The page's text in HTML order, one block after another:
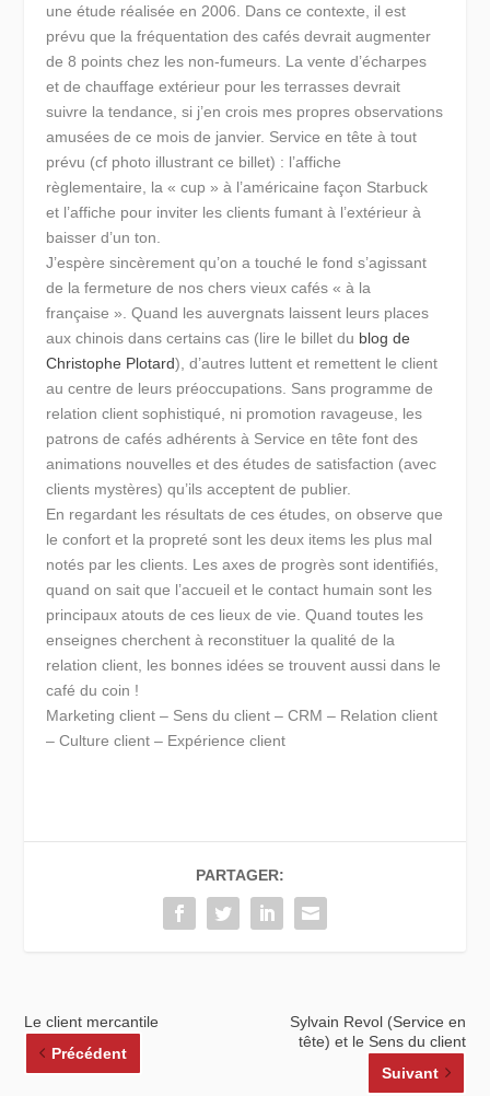
une étude réalisée en 2006. Dans ce contexte, il est
prévu que la fréquentation des cafés devrait augmenter
de 8 points chez les non-fumeurs. La vente d’écharpes
et de chauffage extérieur pour les terrasses devrait
suivre la tendance, si j’en crois mes propres observations
amusées de ce mois de janvier. Service en tête à tout
prévu (cf photo illustrant ce billet) : l’affiche
règlementaire, la « cup » à l’américaine façon Starbuck
et l’affiche pour inviter les clients fumant à l’extérieur à
baisser d’un ton.
J’espère sincèrement qu’on a touché le fond s’agissant
de la fermeture de nos chers vieux cafés « à la
française ». Quand les auvergnats laissent leurs places
aux chinois dans certains cas (lire le billet du blog de
Christophe Plotard), d’autres luttent et remettent le client
au centre de leurs préoccupations. Sans programme de
relation client sophistiqué, ni promotion ravageuse, les
patrons de cafés adhérents à Service en tête font des
animations nouvelles et des études de satisfaction (avec
clients mystères) qu’ils acceptent de publier.
En regardant les résultats de ces études, on observe que
le confort et la propreté sont les deux items les plus mal
notés par les clients. Les axes de progrès sont identifiés,
quand on sait que l’accueil et le contact humain sont les
principaux atouts de ces lieux de vie. Quand toutes les
enseignes cherchent à reconstituer la qualité de la
relation client, les bonnes idées se trouvent aussi dans le
café du coin !
Marketing client – Sens du client – CRM – Relation client
– Culture client – Expérience client
PARTAGER:
Le client mercantile
Précédent
Sylvain Revol (Service en
tête) et le Sens du client
Suivant